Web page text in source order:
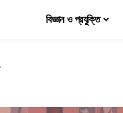
বিজ্ঞান ও প্রযুক্তি